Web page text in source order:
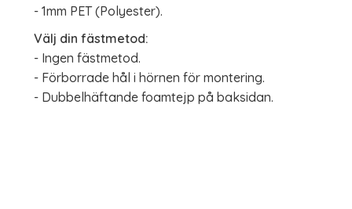
- 1mm PET (Polyester).
Välj din fästmetod:
- Ingen fästmetod.
- Förborrade hål i hörnen för montering.
- Dubbelhäftande foamtejp på baksidan.